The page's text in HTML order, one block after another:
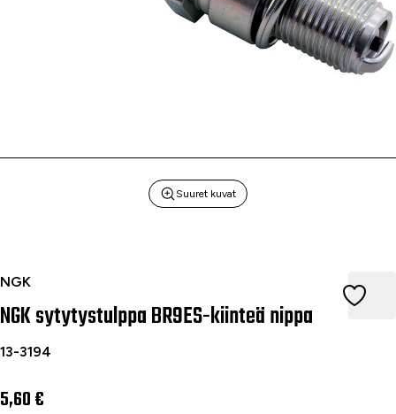
Suuret kuvat
NGK
NGK sytytystulppa BR9ES-kiinteä nippa
NGK sytytystulppa BR9ES-kiinteä nippa
13-3194
5,60 €